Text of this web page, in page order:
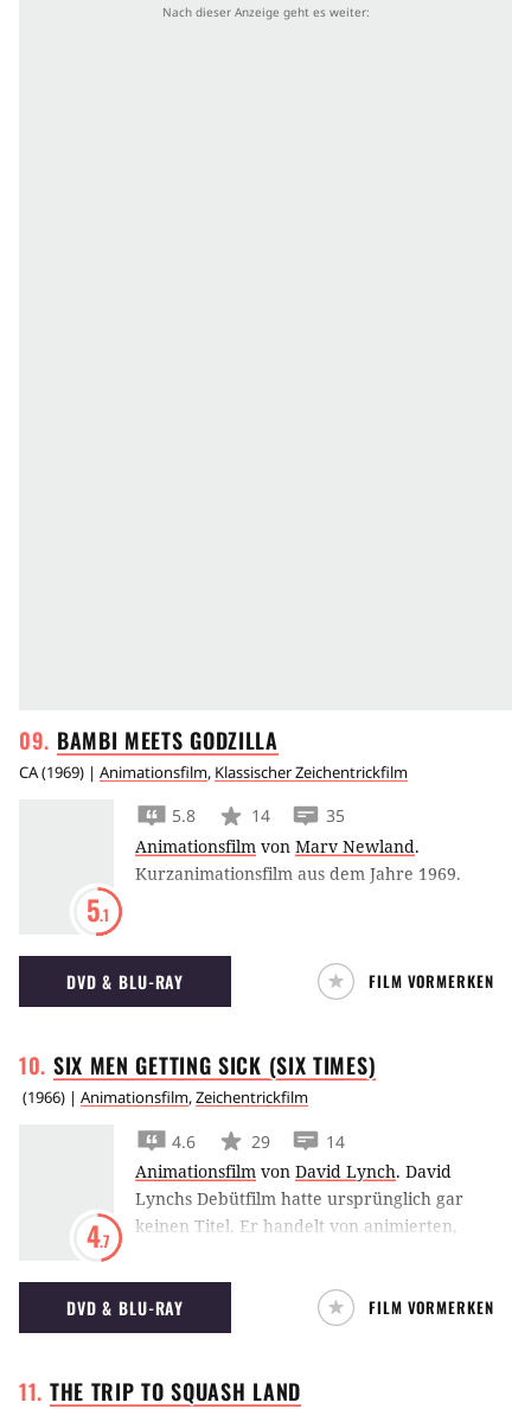
BAMBI MEETSGODZILLA
CA(1969) | Animationsfilm, Klassischer Zeichentrickfilm
5.1
5.8 14
35
Animationsfilm von Marv Newland.
Kurzanimationsfilm aus dem Jahre 1969.
DVD & BLU-RAY FILM VORMERKEN
SIX MEN GETTING SICK (SIXTIMES)
(1966) | Animationsfilm,Zeichentrickfilm
4.7
4.6 29
14
Animationsfilm von David Lynch. David
Lynchs Debütfilm hatte ursprünglich gar
keinen Titel. Er handelt von animierten,
dann erbrechen müssen. Das ganze wird in
einer Endlosschleife sechs Mal wiederholt.
Ohne tiefen Sinn oder Bedeutung.
DVD & BLU-RAY FILM VORMERKEN
THE TRIP TO SQUASH LAND